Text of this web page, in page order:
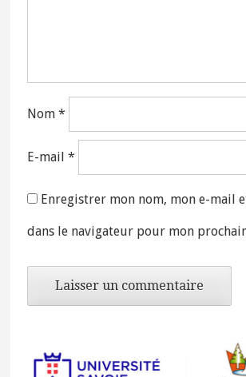
Nom*
E-mail*
Enregistrer mon nom, mon e-mail
dans le navigateur pour mon